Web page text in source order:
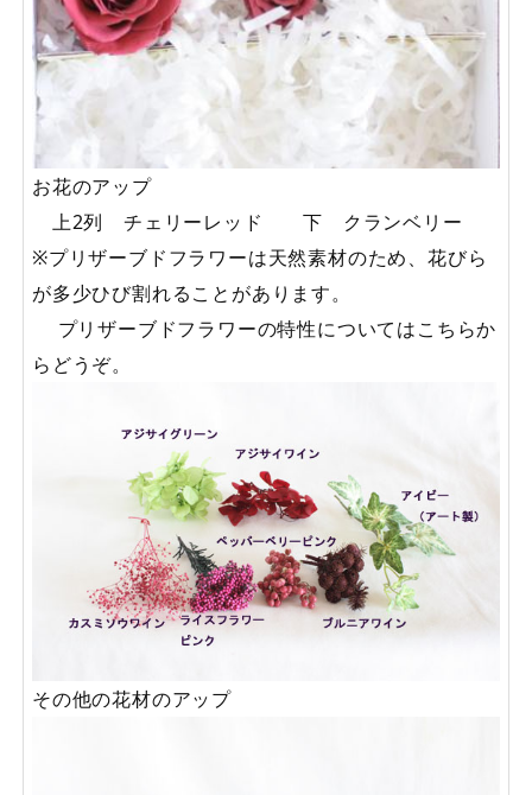
お花のアップ
上2列 チェリーレッド 下 クランベリー
※プリザーブドフラワーは天然素材のため、花びら
が多少ひび割れることがあります。
プリザーブドフラワーの特性についてはこちらか
らどうぞ。
その他の花材のアップ